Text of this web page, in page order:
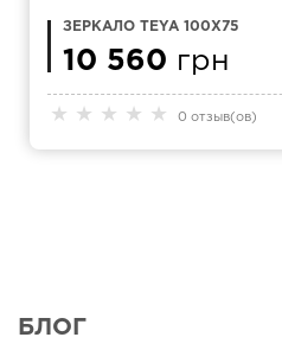
★ ★ ★ ★ ★ 0 отзыв(ов)
ЗЕРКАЛО TEYA 100Х75
10 560 грн
БЛОГ